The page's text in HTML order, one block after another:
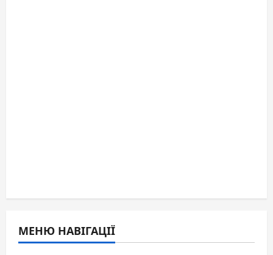
МЕНЮ НАВІГАЦІЇ